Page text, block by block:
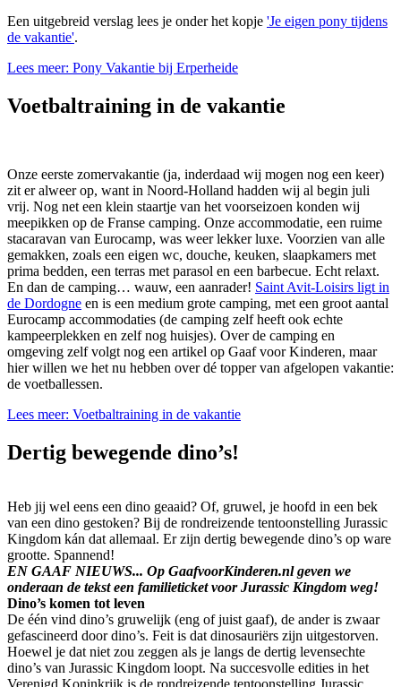
Een uitgebreid verslag lees je onder het kopje 'Je eigen pony tijdens
de vakantie'.
Lees meer: Pony Vakantie bij Erperheide
Voetbaltraining in de vakantie
Onze eerste zomervakantie (ja, inderdaad wij mogen nog een keer)
zit er alweer op, want in Noord-Holland hadden wij al begin juli
vrij. Nog net een klein staartje van het voorseizoen konden wij
meepikken op de Franse camping. Onze accommodatie, een ruime
stacaravan van Eurocamp, was weer lekker luxe. Voorzien van alle
gemakken, zoals een eigen wc, douche, keuken, slaapkamers met
prima bedden, een terras met parasol en een barbecue. Echt relaxt.
En dan de camping… wauw, een aanrader! Saint Avit-Loisirs ligt in
de Dordogne en is een medium grote camping, met een groot aantal
Eurocamp accommodaties (de camping zelf heeft ook echte
kampeerplekken en zelf nog huisjes). Over de camping en
omgeving zelf volgt nog een artikel op Gaaf voor Kinderen, maar
hier willen we het nu hebben over dé topper van afgelopen vakantie:
de voetballessen.
Lees meer: Voetbaltraining in de vakantie
Dertig bewegende dino’s!
Heb jij wel eens een dino geaaid? Of, gruwel, je hoofd in een bek
van een dino gestoken? Bij de rondreizende tentoonstelling Jurassic
Kingdom kán dat allemaal. Er zijn dertig bewegende dino’s op ware
grootte. Spannend!
EN GAAF NIEUWS... Op GaafvoorKinderen.nl geven we
onderaan de tekst een familieticket voor Jurassic Kingdom weg!
Dino’s komen tot leven
De één vind dino’s gruwelijk (eng of juist gaaf), de ander is zwaar
gefascineerd door dino’s. Feit is dat dinosauriërs zijn uitgestorven.
Hoewel je dat niet zou zeggen als je langs de dertig levensechte
dino’s van Jurassic Kingdom loopt. Na succesvolle edities in het
Verenigd Koninkrijk is de rondreizende tentoonstelling Jurassic